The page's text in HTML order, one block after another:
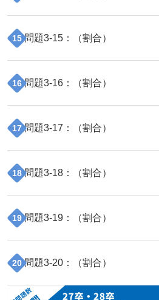
15 問題3-15 ：（割合）
16 問題3-16 ：（割合）
17 問題3-17 ：（割合）
18 問題3-18 ：（割合）
19 問題3-19 ：（割合）
20 問題3-20 ：（割合）